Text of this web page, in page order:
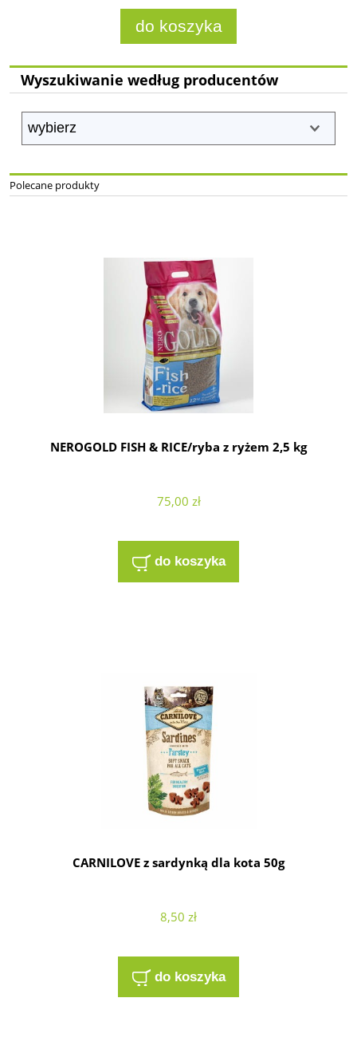
do koszyka
Wyszukiwanie według producentów
Polecane produkty
NEROGOLD FISH & RICE/ryba z ryżem 2,5 kg
75,00 zł
do koszyka
CARNILOVE z sardynką dla kota 50g
8,50 zł
do koszyka